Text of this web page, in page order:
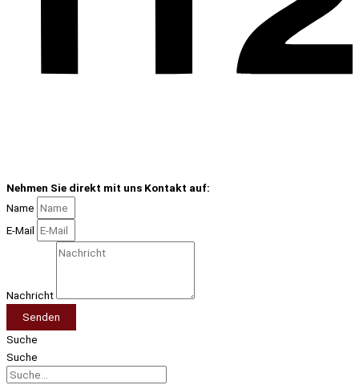
Nehmen Sie direkt mit uns Kontakt auf:
Name
E-Mail
Nachricht
Senden
Suche
Suche